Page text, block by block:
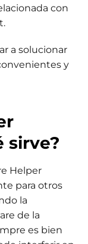
con
a solucionar
y
sirve?
Helper
para otros
la
de la
es bien